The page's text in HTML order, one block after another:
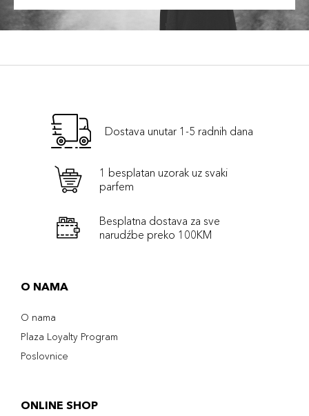
Dostava unutar 1-5 radnih dana
1 besplatan uzorak uz svaki
parfem
Besplatna dostava za sve
narudźbe preko 100KM
O NAMA
O nama
Plaza Loyalty Program
Poslovnice
ONLINE SHOP